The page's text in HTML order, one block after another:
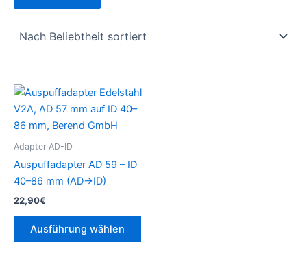
Adapter AD-ID
Auspuffadapter AD 59 – ID
40–86 mm (AD→ID)
22,90€
Ausführung wählen
Dieses
auf